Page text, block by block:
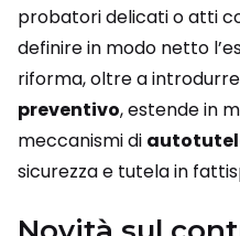
probatori delicati o atti
definire in modo netto
riforma, oltre a
preventivo, estende in
meccanismi di
sicurezza e tutela in